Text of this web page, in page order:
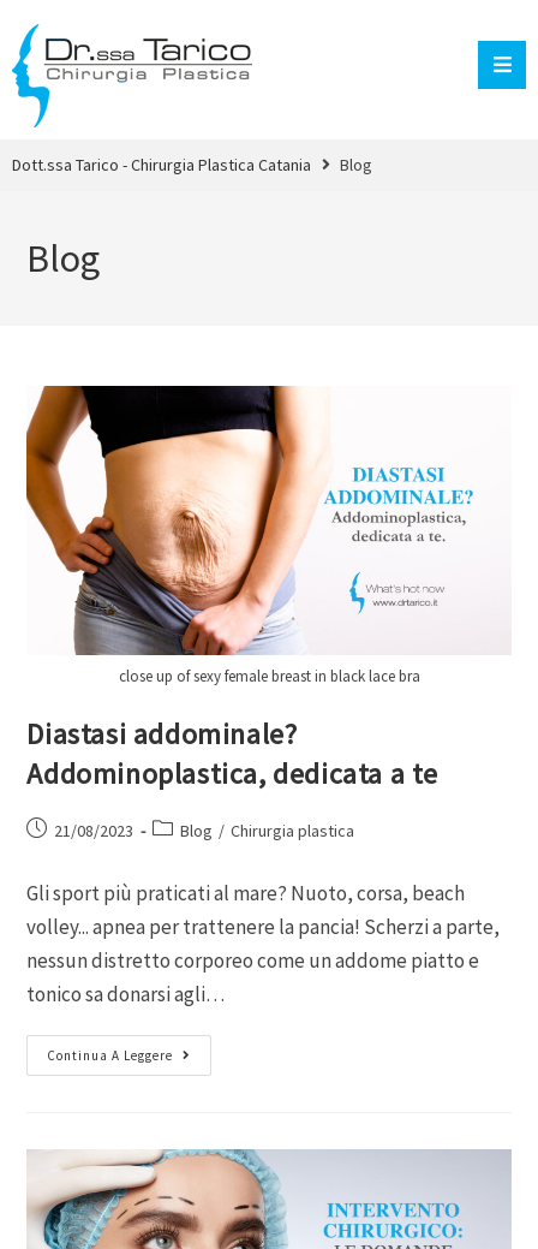
Dott.ssa Tarico - Chirurgia Plastica Catania Blog
Blog
close up of sexy female breast in black lace bra
Diastasi addominale?
Addominoplastica, dedicata a te
21/08/2023 Blog / Chirurgia plastica
Gli sport più praticati al mare? Nuoto, corsa, beach
volley... apnea per trattenere la pancia! Scherzi a parte,
nessun distretto corporeo come un addome piatto e
tonico sa donarsi agli…
Continua A Leggere